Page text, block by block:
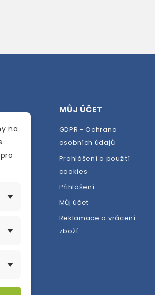
se
MŮJ ÚČET
GDPR - Ochrana
osobních údajů
Prohlášení o použití
cookies
Přihlášení
Můj účet
Reklamace a vrácení
zboží
na